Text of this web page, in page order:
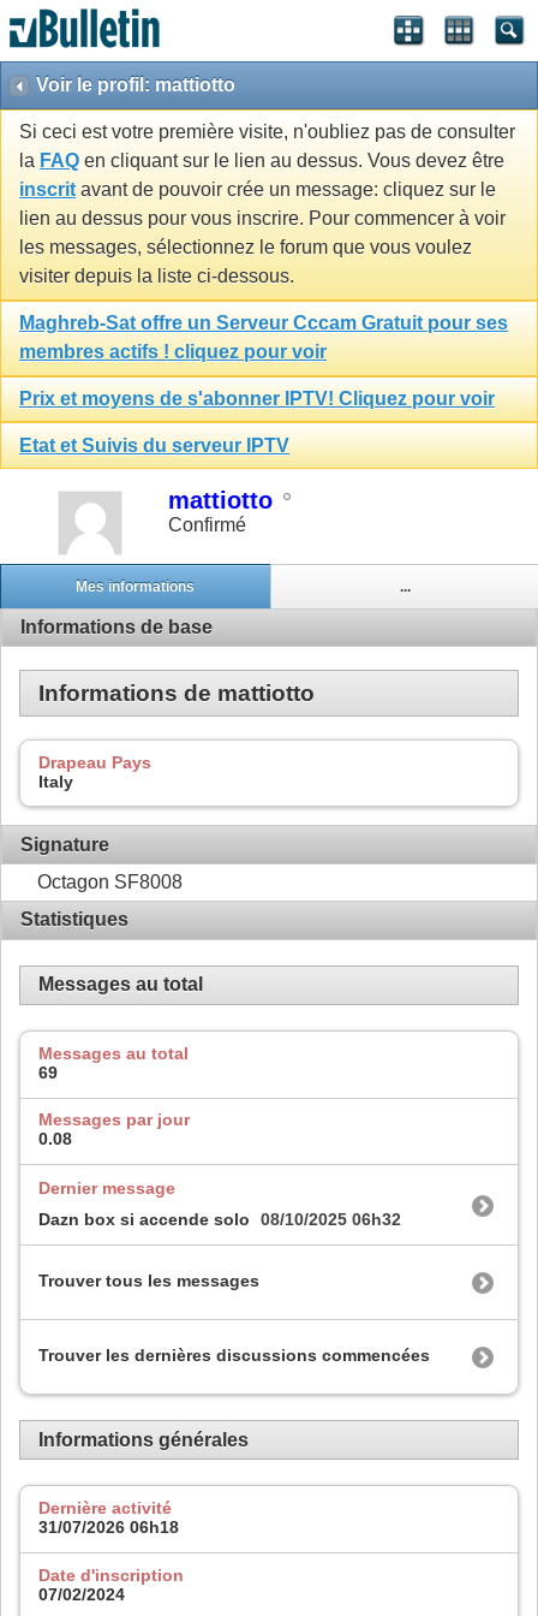
Voir le profil: mattiotto
Si ceci est votre première visite, n'oubliez pas de consulter
la FAQ en cliquant sur le lien au dessus. Vous devez être
inscrit avant de pouvoir crée un message: cliquez sur le
lien au dessus pour vous inscrire. Pour commencer à voir
les messages, sélectionnez le forum que vous voulez
visiter depuis la liste ci-dessous.
Maghreb-Sat offre un Serveur Cccam Gratuit pour ses
membres actifs ! cliquez pour voir
Prix et moyens de s'abonner IPTV! Cliquez pour voir
Etat et Suivis du serveur IPTV
mattiotto
Confirmé
Mes informations ...
Informations de base
Informations de mattiotto
Drapeau Pays
Italy
Signature
Octagon SF8008
Statistiques
Messages au total
Messages au total
69
Messages par jour
0.08
Dernier message
Dazn box si accende solo
08/10/2025 06h32
Trouver tous les messages
Trouver les dernières discussions commencées
Informations générales
Dernière activité
31/07/2026 06h18
Date d'inscription
07/02/2024